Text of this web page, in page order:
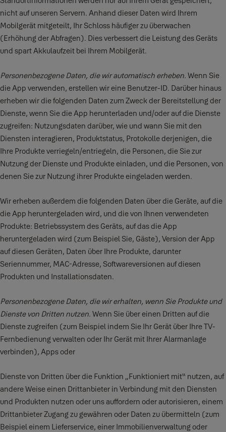
nicht auf unseren Servern. Anhand dieser Daten wird Ihrem
Mobilgerät mitgeteilt, Ihr Schloss häufiger zu überwachen
(Erhöhung der Abfragen). Dies verbessert die Leistung des Geräts
und spart Akkulaufzeit bei Ihrem Mobilgerät.
Personenbezogene Daten, die wir automatisch erheben. Wenn Sie
die App verwenden, erstellen wir eine Benutzer-ID. Darüber hinaus
erheben wir die folgenden Daten zum Zweck der Bereitstellung der
Dienste, wenn Sie die App herunterladen und/oder auf die Dienste
zugreifen: Nutzungsdaten darüber, wie und wann Sie mit den
Diensten interagieren, Produktstatus, Protokolle derjenigen, die
Ihre Produkte verriegeln/entriegeln, die Personen, die Sie zur
Nutzung der Dienste und Produkte einladen, und die Personen, von
denen Sie zur Nutzung ihrer Produkte eingeladen werden.
Wir erheben außerdem die folgenden Daten über die Geräte, auf die
die App heruntergeladen wird, und die von Ihnen verwendeten
Produkte: Betriebssystem des Geräts, auf das die App
heruntergeladen wird (zum Beispiel Sie, Gäste), Version der App
auf diesen Geräten, Daten über Ihre Produkte, darunter
Seriennummer, MAC-Adresse, Softwareversionen auf diesen
Produkten und Installationsdaten.
Personenbezogene Daten, die wir erhalten, wenn Sie Produkte und
Dienste von Dritten nutzen. Wenn Sie über einen Dritten auf die
Dienste zugreifen (zum Beispiel indem Sie Ihr Gerät über Ihre TV-
Fernbedienung verwalten oder Ihr Gerät mit Ihrer Alarmanlage
verbinden), Apps oder
Dienste von Dritten über die Funktion „Funktioniert mit“ nutzen, auf
andere Weise einen Drittanbieter in Verbindung mit den Diensten
und Produkten nutzen oder uns auffordern oder autorisieren, einem
Drittanbieter Zugang zu gewähren oder Daten zu übermitteln (zum
Beispiel einem Lieferservice, einer Immobilienverwaltung oder